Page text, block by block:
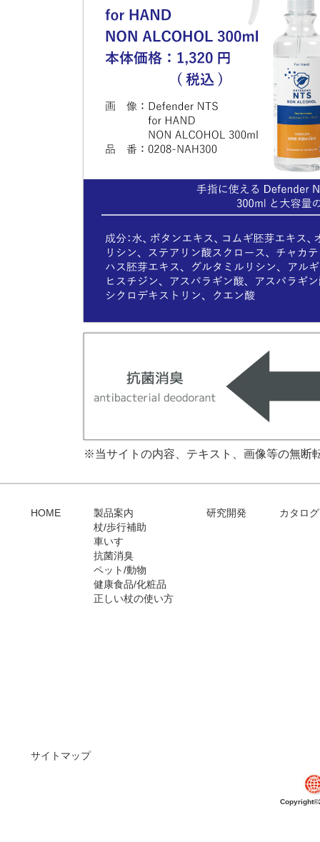
※当サイトの内容、テキスト、画像等の無断
HOME
製品案内
杖/歩行補助
車いす
抗菌消臭
ペット/動物
健康食品/化粧品
正しい杖の使い方
研究開発 カタロ
サイトマップ